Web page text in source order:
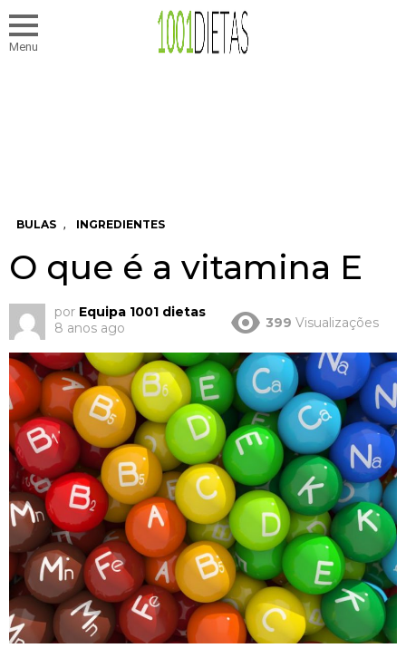
Menu
BULAS , INGREDIENTES
O que é a vitamina E
por Equipa 1001 dietas
8 anos ago
399 Visualizações